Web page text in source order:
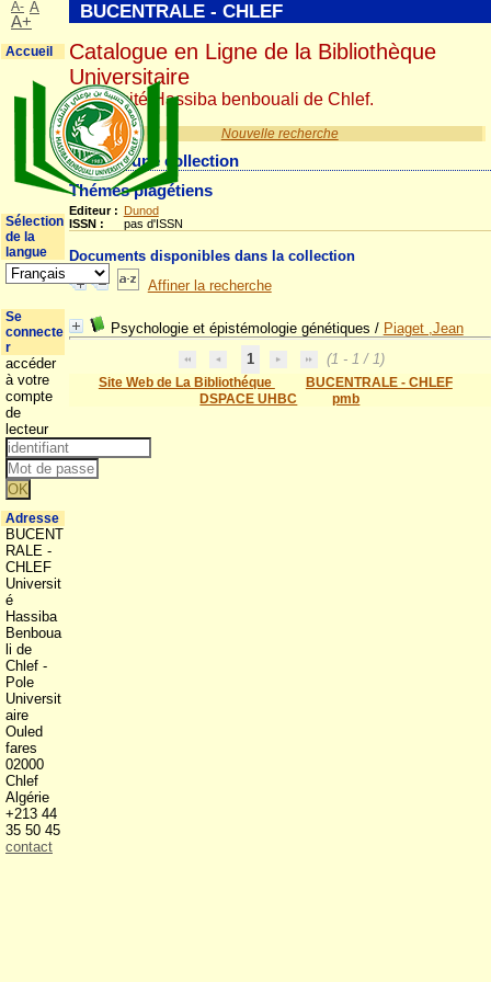
Nouvelle recherche
Détail d'une collection
Thémes piagétiens
Editeur : Dunod
ISSN :
pas d'ISSN
Documents disponibles dans la collection
Affiner la recherche
Psychologie et épistémologie génétiques / Piaget ,Jean
1
(1 - 1 / 1)
Site Web de La Bibliothéque
BUCENTRALE - CHLEF
DSPACE UHBC
pmb
BUCENTRALE - CHLEF
Catalogue en Ligne de la Bibliothèque
Universitaire
Université Hassiba benbouali de Chlef.
A- A
A+
Accueil
Sélection
de la
langue
Se
connecte
r
accéder
à votre
compte
de
lecteur
Adresse
BUCENT
RALE -
CHLEF
Universit
é
Hassiba
Benboua
li de
Chlef -
Pole
Universit
aire
Ouled
fares
02000
Chlef
Algérie
+213 44
35 50 45
contact